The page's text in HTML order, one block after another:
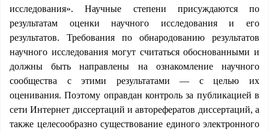
исследования». Научные степени присуждаются по
результатам оценки научного исследования и его
результатов. Требования по обнародованию результатов
научного исследования могут считаться обоснованными и
должны быть направлены на ознакомление научного
сообщества с этими результатами — с целью их
оценивания. Поэтому оправдан контроль за публикацией в
сети Интернет диссертаций и авторефератов диссертаций, а
также целесообразно существование единого электронного